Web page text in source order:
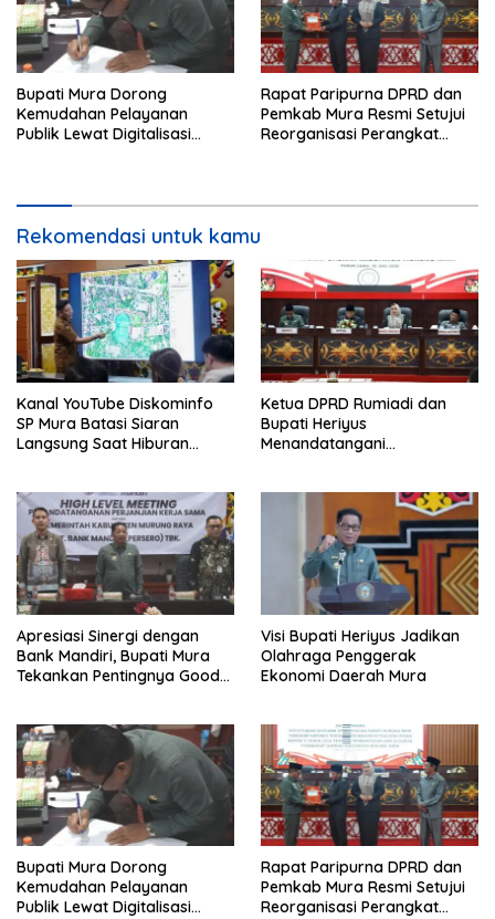
Bupati Mura Dorong
Kemudahan Pelayanan
Publik Lewat Digitalisasi
Rapat Paripurna DPRD dan
Pemkab Mura Resmi Setujui
Reorganisasi Perangkat
Rekomendasi untuk kamu
Kanal YouTube Diskominfo
SP Mura Batasi Siaran
Langsung Saat Hiburan
Ketua DPRD Rumiadi dan
Bupati Heriyus
Menandatangani
Apresiasi Sinergi dengan
Bank Mandiri, Bupati Mura
Tekankan Pentingnya Good
Visi Bupati Heriyus Jadikan
Olahraga Penggerak
Ekonomi Daerah Mura
Bupati Mura Dorong
Kemudahan Pelayanan
Publik Lewat Digitalisasi
Rapat Paripurna DPRD dan
Pemkab Mura Resmi Setujui
Reorganisasi Perangkat